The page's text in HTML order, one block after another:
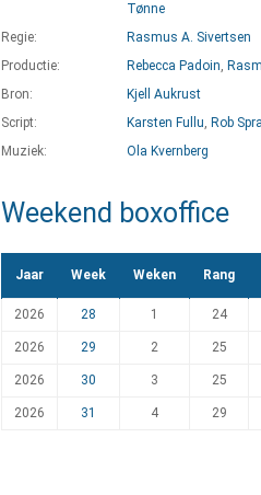
Tønne
Regie:
Rasmus A. Sivertsen
Productie:
Rebecca Padoin,
Bron:
Kjell Aukrust
Script:
Karsten Fullu, Rob
Muziek:
Ola Kvernberg
Weekend boxoffice
Jaar Week Weken Rang
2026 28 1 24
2026 29 2 25
2026 30 3 25
2026 31 4 29